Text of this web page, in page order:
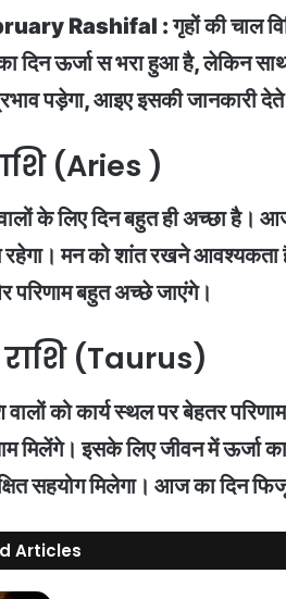
Rashifal : गृहों की चाल
ऊर्जा स भरा हुआ है, लेकिन साथ
पड़ेगा, आइए इसकी जानकारी
(Aries )
के लिए दिन बहुत ही अच्छा है।
मन को शांत रखने आवश्यकता
परिणाम बहुत अच्छे जाएंगे।
(Taurus)
वालों को कार्य स्थल पर बेहतर
मिलेंगे। इसके लिए जीवन में ऊर्जा
सहयोग मिलेगा। आज का दिन
Articles